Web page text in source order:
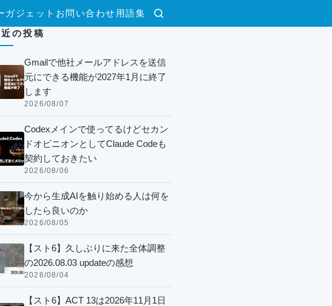
検索
ガジェット お問い合わせ 用語集
の投稿
Gmailで他社メールアドレスを送信
元にできる機能が2027年1月に終了
します
2026/08/07
Codexメインで使ってるけどセカン
ドオピニオンとしてClaude Codeも
契約しておきたい
2026/08/06
今から生成AIを触り始める人は何を
したら良いのか
2026/08/05
【スト6】久しぶりに来た全体調整
の2026.08.03 updateの感想
2026/08/04
【スト6】ACT 13は2026年11月1日